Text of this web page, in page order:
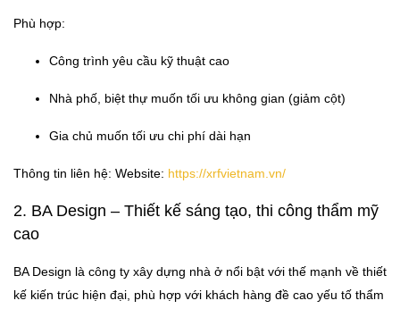
Phù hợp:
Công trình yêu cầu kỹ thuật cao
Nhà phố, biệt thự muốn tối ưu không gian (giảm cột)
Gia chủ muốn tối ưu chi phí dài hạn
Thông tin liên hệ: Website: https://xrfvietnam.vn/
2. BA Design – Thiết kế sáng tạo, thi công thẩm mỹ
cao
BA Design là công ty xây dựng nhà ở nổi bật với thế mạnh về thiết
kế kiến trúc hiện đại, phù hợp với khách hàng đề cao yếu tố thẩm